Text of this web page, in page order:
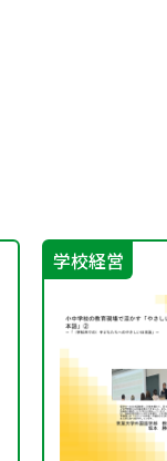
学校経営